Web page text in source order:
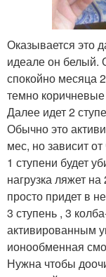
Оказывается это
идеале он белый.
спокойно месяца
темно коричневые
Далее идет 2
Обычно это
мес, но зависит
1 ступени будет
нагрузка ляжет
просто придет в
3 ступень , 3
активированным
ионообменная
Нужна чтобы